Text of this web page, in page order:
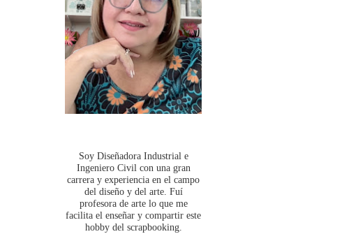
Soy Diseñadora Industrial e
Ingeniero Civil con una gran
carrera y experiencia en el campo
del diseño y del arte. Fuí
profesora de arte lo que me
facilita el enseñar y compartir este
hobby del scrapbooking.